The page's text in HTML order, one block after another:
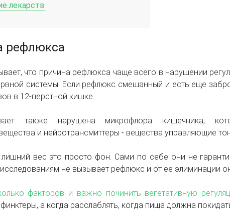
лекарств
рефлюкса
что причина рефлюкса чаще всего в нарушении
системы. Если рефлюкс смешанный и есть еще
в 12-перстной кишке.
также нарушена микрофлора кишечника,
и нейротрансмиттеры - вещества управляющие
вес это просто фон. Сами по себе они не
не вызывает рефлюкс и от ее элиминации
факторов и важно починить вегетативную
а когда расслаблять, когда пища должна